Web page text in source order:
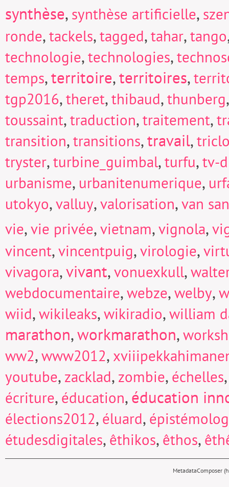
synthèse, synthèse artificielle,
ronde,tackels,tagged,tahar,tango
technologie,technologies,
temps,territoire,territoires,
tgp2016,theret,thibaud,thunberg
toussaint,traduction,traitement,
transition,transitions,travail,
tryster,turbine_guimbal,turfu,tv-
urbanisme, urbanitenumerique,
utokyo,valluy,valorisation,van
vie,vie privée,vietnam,vignola,
vincent,vincentpuig,virologie,
vivagora,vivant,vonuexkull,
webdocumentaire,webze,welby,
wiid,wikileaks,wikiradio,william
marathon,workmarathon,
ww2,www2012,
youtube, zacklad, zombie, échelles
écriture, éducation,éducation
élections2012, éluard,
étudesdigitales, êthikos, êthos,
MetadataComposer